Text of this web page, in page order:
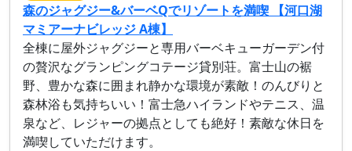
森のジャグジー&バーベQでリゾートを満喫 【河口湖
マミアーナビレッジ A棟】
全棟に屋外ジャグジーと専用バーベキューガーデン付
の贅沢なグランピングコテージ貸別荘。富士山の裾
野、豊かな森に囲まれ静かな環境が素敵！のんびりと
森林浴も気持ちいい！富士急ハイランドやテニス、温
泉など、レジャーの拠点としても絶好！素敵な休日を
満喫していただけます。